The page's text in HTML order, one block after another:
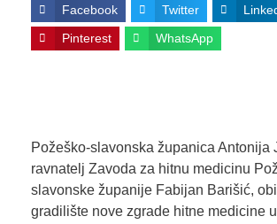
Facebook Twitter
Pinterest WhatsApp
Požeško-slavonska županica Antonija
ravnatelj Zavoda za hitnu medicinu
slavonske županije Fabijan Barišić,
gradilište nove zgrade hitne medicine